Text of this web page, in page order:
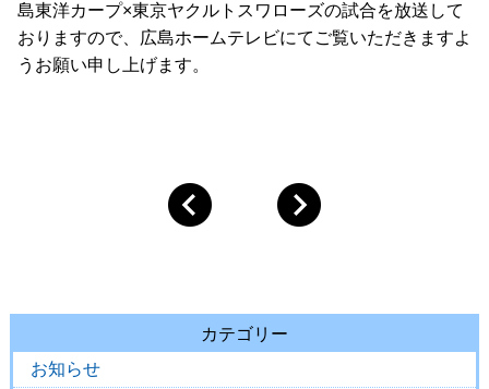
島東洋カープ×東京ヤクルトスワローズの試合を放送して
おりますので、広島ホームテレビにてご覧いただきますよ
うお願い申し上げます。
カテゴリー
お知らせ